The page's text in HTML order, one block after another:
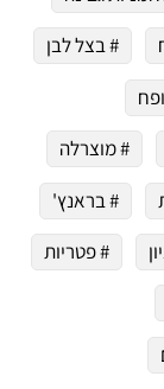
# בצל לבן
# מוצרלה
# בראנץ'
# פטריות